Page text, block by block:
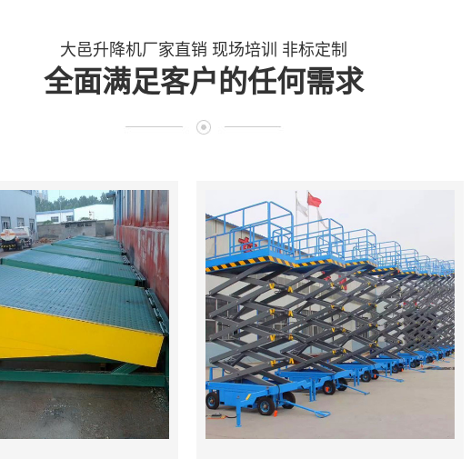
大邑升降机厂家直销 现场培训 非标定制
全面满足客户的任何需求